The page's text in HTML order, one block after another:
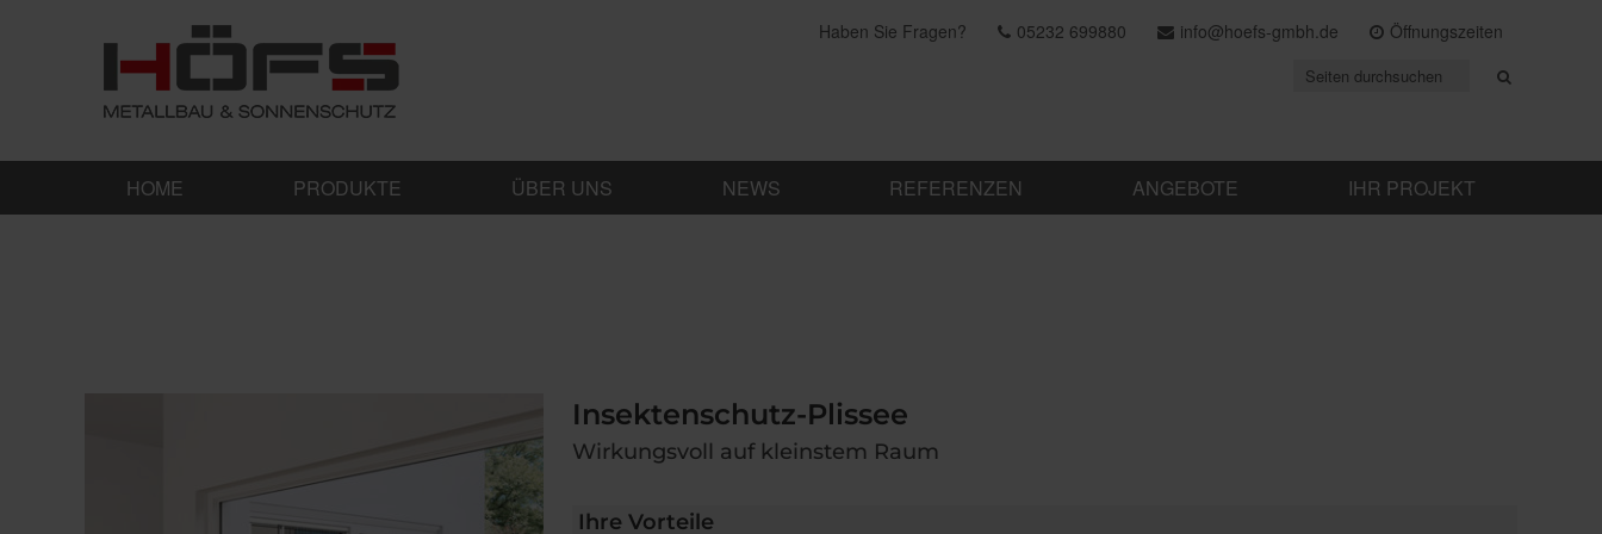
Haben Sie Fragen? 05232 699880 info@hoefs-gmbh.de Öffnungszeiten
HOME PRODUKTE ÜBER UNS NEWS REFERENZEN ANGEBOTE IHR PROJEKT
Insektenschutz-Plissee
Wirkungsvoll auf kleinstem Raum
Ihre Vorteile